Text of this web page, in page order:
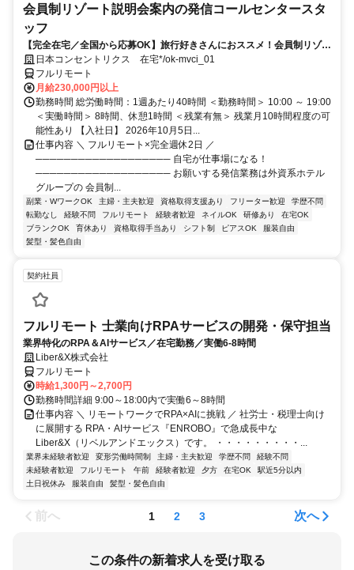
会員制リゾート説明会案内の発信コールセンタースタ
ッフ
【完全在宅／全国から応募OK】旅行好きさんにおススメ！会員制リゾー
トのご案内×テレワーク・リモートワーク◎月収34万円以上も可能！
日本コンセントリクス 在宅*/ok-mvci_01
フルリモート
月給230,000円以上
勤務時間 総労働時間：1週あたり40時間 ＜勤務時間＞ 10:00 ～ 19:00
＜実働時間＞ 8時間、休憩1時間 ＜残業有無＞ 残業月10時間程度の可
能性あり 【入社日】 2026年10月5日...
仕事内容 ＼ フルリモート×完全週休2日 ／
─────────────────── 自宅が仕事場になる！
─────────────────── お願いする発信業務は外資系ホテル
グループの 会員制...
副業・WワークOK 主婦・主夫歓迎 資格取得支援あり フリーター歓迎
学歴不問
転勤なし
経験不問 フルリモート 経験者歓迎 ネイルOK 研修あり
在宅OK
ブランクOK
育休あり 資格取得手当あり シフト制 ピアスOK
服装自由
髪型・髪色自由
契約社員
フルリモート 士業向けRPAサービスの開発・保守担当
業界特化のRPA＆AIサービス／在宅勤務／実働6-8時間
Liber&X株式会社
フルリモート
時給1,300円～2,700円
勤務時間詳細 9:00～18:00内で実働6～8時間
仕事内容 ＼ リモートワークでRPA×AIに挑戦 ／ 社労士・税理士向け
に展開する RPA・AIサービス『ENROBO』で急成長中な
Liber&X（リベルアンドエックス）です。 ・・・・・・・・・...
業界未経験者歓迎 変形労働時間制 主婦・主夫歓迎 学歴不問
経験不問
未経験者歓迎
フルリモート 午前 経験者歓迎 夕方 在宅OK
駅近5分以内
土日祝休み
服装自由 髪型・髪色自由
前へ 1 2 3 次へ
この条件の新着求人を受け取る